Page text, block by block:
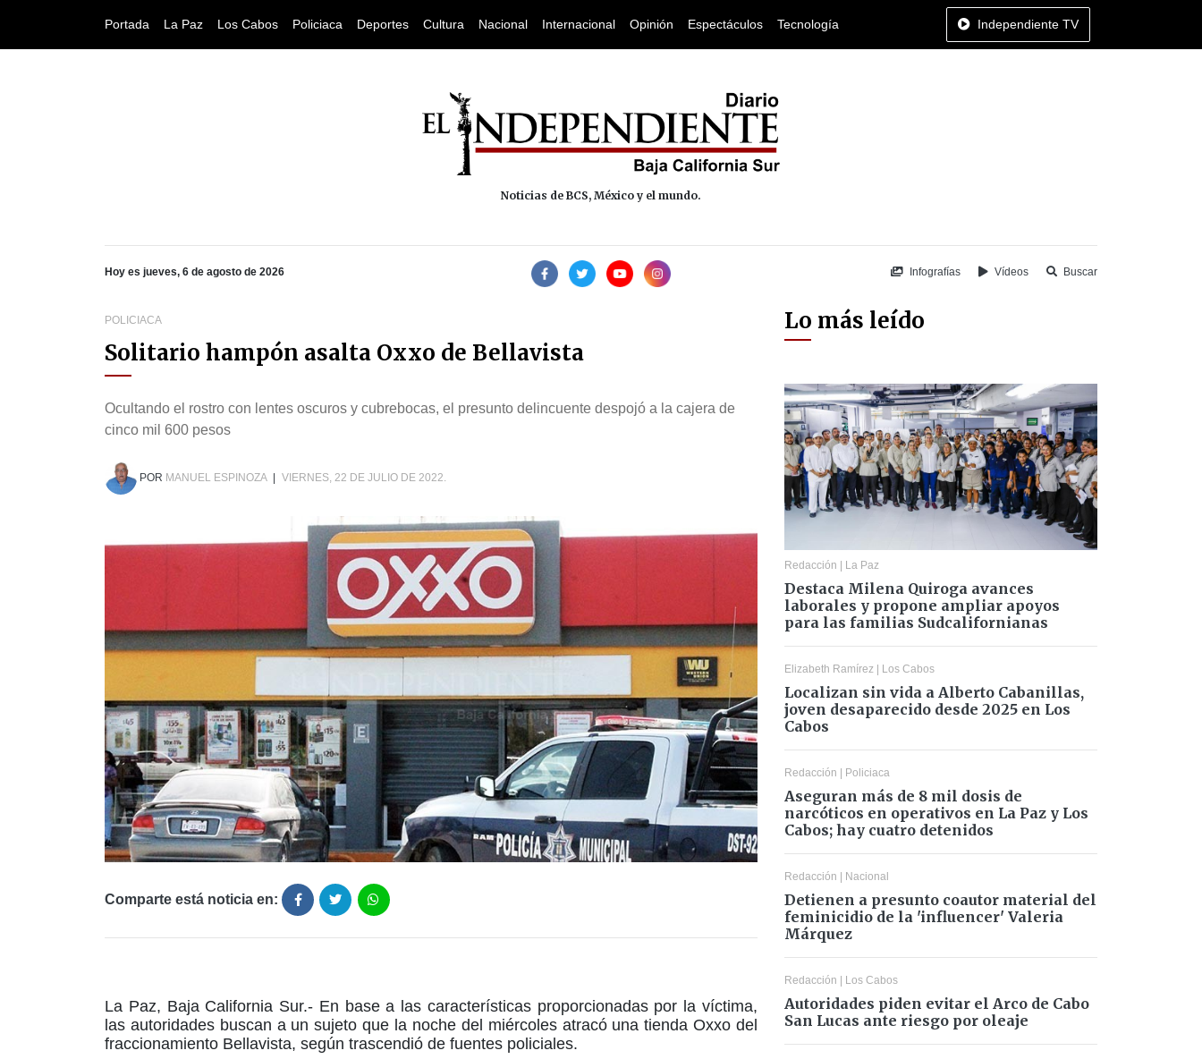
Portada La Paz Los Cabos Policiaca Deportes Cultura Nacional Internacional Opinión Espectáculos Tecnología Independiente TV
Noticias de BCS, México y el mundo.
Hoy es jueves, 6 de agosto de 2026 Infografías Vídeos Buscar
POLICIACA
Solitario hampón asalta Oxxo de Bellavista
Ocultando el rostro con lentes oscuros y cubrebocas, el presunto delincuente despojó a la cajera de
cinco mil 600 pesos
POR MANUEL ESPINOZA VIERNES, 22 DE JULIO DE 2022.
Comparte está noticia en:
La Paz, Baja California Sur.- En base a las características proporcionadas por la víctima,
las autoridades buscan a un sujeto que la noche del miércoles atracó una tienda Oxxo del
fraccionamiento Bellavista, según trascendió de fuentes policiales.
Lo más leído
Redacción | La Paz
Destaca Milena Quiroga avances
laborales y propone ampliar apoyos
para las familias Sudcalifornianas
Elizabeth Ramírez | Los Cabos
Localizan sin vida a Alberto Cabanillas,
joven desaparecido desde 2025 en Los
Cabos
Redacción | Policiaca
Aseguran más de 8 mil dosis de
narcóticos en operativos en La Paz y Los
Cabos; hay cuatro detenidos
Redacción | Nacional
Detienen a presunto coautor material del
feminicidio de la 'influencer' Valeria
Márquez
Redacción | Los Cabos
Autoridades piden evitar el Arco de Cabo
San Lucas ante riesgo por oleaje